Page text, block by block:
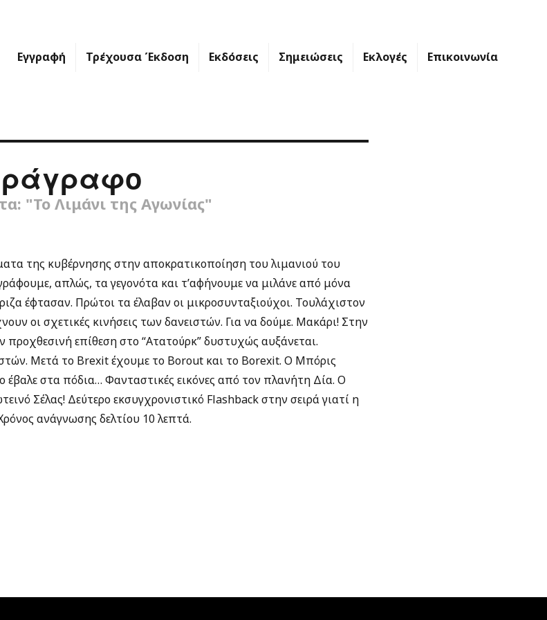
Εγγραφή Τρέχουσα Έκδοση Εκδόσεις Σημειώσεις Εκλογές Επικοινωνία
"Το Λιμάνι της Αγωνίας"
της κυβέρνησης στην αποκρατικοποίηση του λιμανιού του
απλώς, τα γεγονότα και τ’αφήνουμε να μιλάνε από μόνα
έφτασαν. Πρώτοι τα έλαβαν οι μικροσυνταξιούχοι. Τουλάχιστον
οι σχετικές κινήσεις των δανειστών. Για να δούμε. Μακάρι! Στην
επίθεση στο “Ατατούρκ” δυστυχώς αυξάνεται.
Μετά το Brexit έχουμε το Borout και το Borexit. Ο Μπόρις
έβαλε στα πόδια… Φανταστικές εικόνες από τον πλανήτη Δία. Ο
Σέλας! Δεύτερο εκσυγχρονιστικό Flashback στην σειρά γιατί η
ανάγνωσης δελτίου 10 λεπτά.